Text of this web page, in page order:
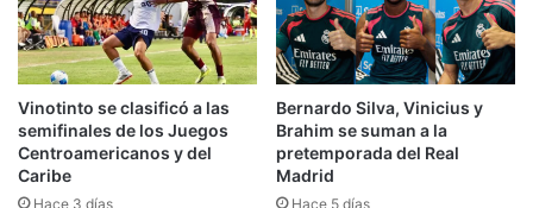
Vinotinto se clasificó a las
semifinales de los Juegos
Centroamericanos y del
Caribe
Hace 3 días
Bernardo Silva, Vinicius y
Brahim se suman a la
pretemporada del Real
Madrid
Hace 5 días